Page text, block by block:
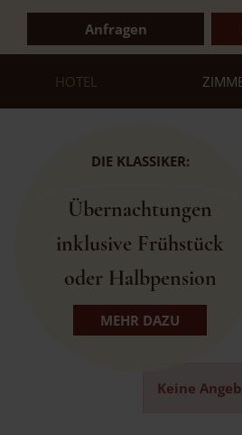
Anfragen
HOTEL
DIE KLASSIKER:
Übernachtungen
inklusive Frühstück
oder Halbpension
MEHR DAZU
Keine